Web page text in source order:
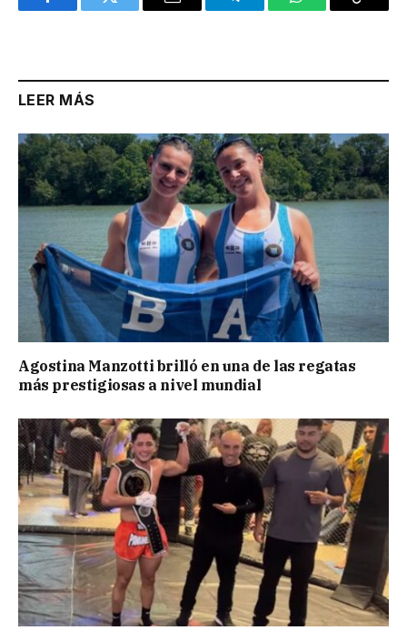
FacebookTwitter Email TelegramWhatsAppCopy
LEER MÁS
Agostina Manzotti brilló en una de las regatas
más prestigiosas a nivel mundial